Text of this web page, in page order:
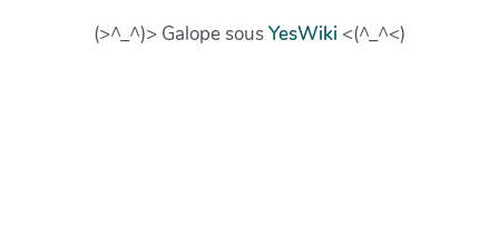
(>^_^)> Galope sousYesWiki <(^_^<)